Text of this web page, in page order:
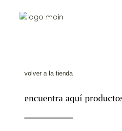
volver a la tienda
encuentra aquí